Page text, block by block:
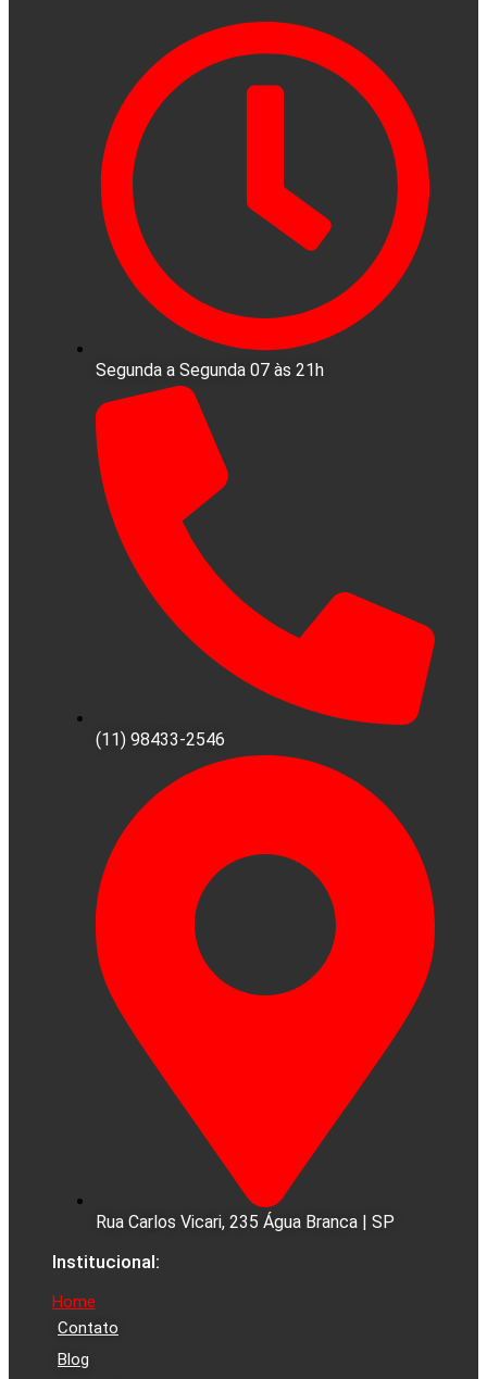
Segunda a Segunda 07 às 21h
(11) 98433-2546
Rua Carlos Vicari, 235 Água Branca | SP
Institucional:
Home
Contato
Blog